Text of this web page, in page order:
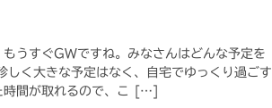
うすぐGWですね。みなさんはどんな予定を
く大きな予定はなく、自宅でゆっくり過ごす
時間が取れるので、こ […]